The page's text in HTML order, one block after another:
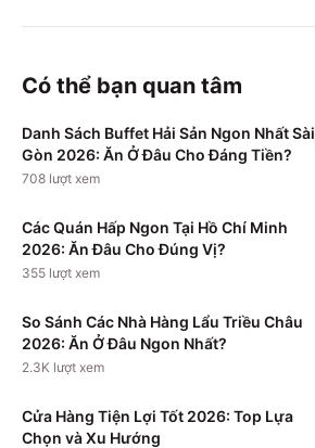
Có thể bạn quan tâm
Danh Sách Buffet Hải Sản Ngon Nhất Sài
Gòn 2026: Ăn Ở Đâu Cho Đáng Tiền?
708 lượt xem
Các Quán Hấp Ngon Tại Hồ Chí Minh
2026: Ăn Đâu Cho Đúng Vị?
355 lượt xem
So Sánh Các Nhà Hàng Lẩu Triều Châu
2026: Ăn Ở Đâu Ngon Nhất?
2.3K lượt xem
Cửa Hàng Tiện Lợi Tốt 2026: Top Lựa
Chọn và Xu Hướng